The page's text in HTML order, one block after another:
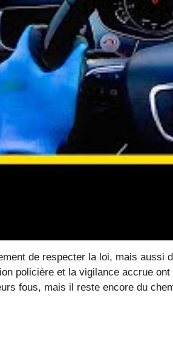
de faire comprendre que la
la réduction des infractions观
et de répression
amplifié leur présence sur les
les contrôles, notamment
les excès de vitesse dépasser
de respecter la loi, mais aussi
policière et la vigilance accrue
fous, mais il reste encore du